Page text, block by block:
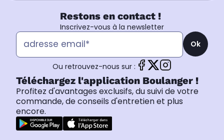
Restons en contact !
Inscrivez-vous à la newsletter
Ok
Ou retrouvez-nous sur :
Téléchargez l'application Boulanger !
Profitez d'avantages exclusifs, du suivi de votre
commande, de conseils d'entretien et plus
encore.